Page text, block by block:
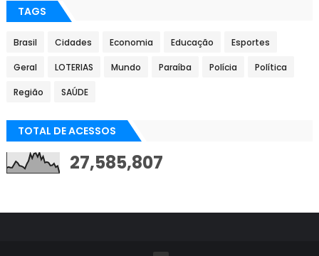
TAGS
Brasil Cidades Economia Educação Esportes
Geral LOTERIAS Mundo Paraíba Polícia Política
Região SAÚDE
TOTAL DE ACESSOS
27,585,807